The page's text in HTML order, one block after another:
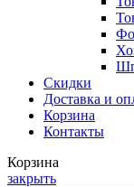
Скидки
Доставка и
Корзина
Контакты
Корзина
закрыть